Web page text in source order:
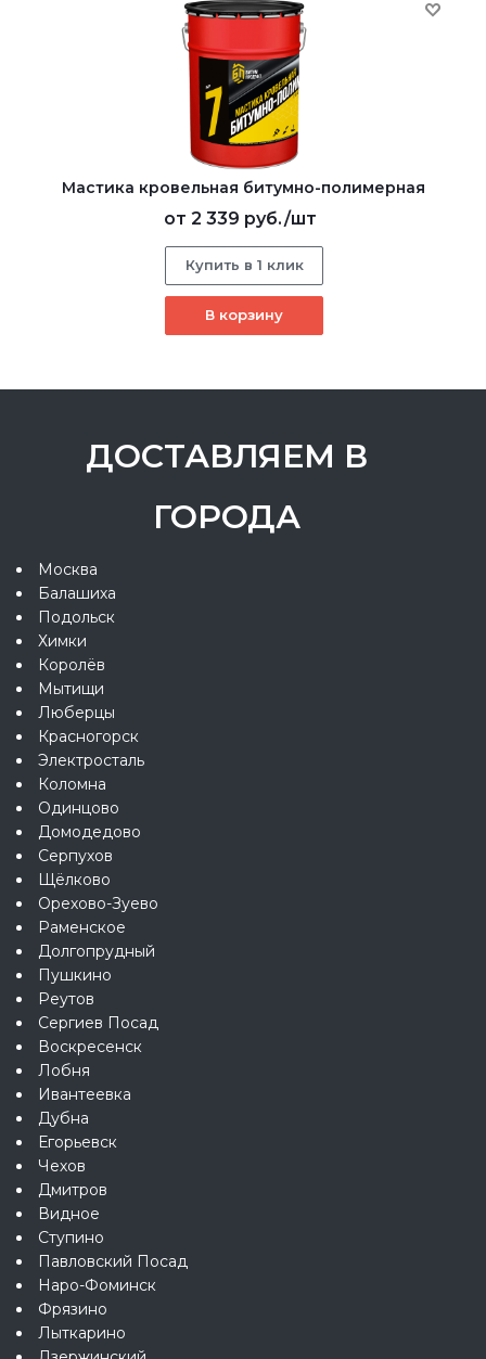
Мастика кровельная битумно-полимерная
от 2 339 руб./шт
Купить в 1 клик
В корзину
ДОСТАВЛЯЕМ В
ГОРОДА
Москва
Балашиха
Подольск
Химки
Королёв
Мытищи
Люберцы
Красногорск
Электросталь
Коломна
Одинцово
Домодедово
Серпухов
Щёлково
Орехово-Зуево
Раменское
Долгопрудный
Пушкино
Реутов
Сергиев Посад
Воскресенск
Лобня
Ивантеевка
Дубна
Егорьевск
Чехов
Дмитров
Видное
Ступино
Павловский Посад
Наро-Фоминск
Фрязино
Лыткарино